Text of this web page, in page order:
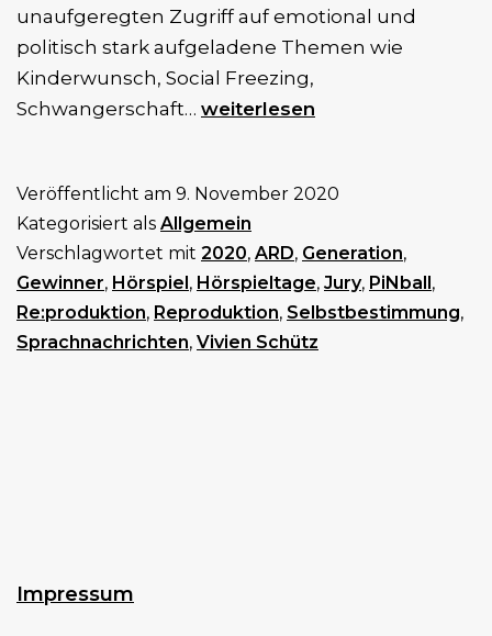
unaufgeregten Zugriff auf emotional und
politisch stark aufgeladene Themen wie
Kinderwunsch, Social Freezing,
Schwangerschaft… Re:Produktion
PiNball
2020
weiterlesen
Veröffentlicht am 9. November 2020
Kategorisiert als Allgemein
Verschlagwortet mit 2020, ARD, Generation,
Gewinner, Hörspiel, Hörspieltage, Jury, PiNball,
Re:produktion, Reproduktion, Selbstbestimmung,
Sprachnachrichten, Vivien Schütz
Impressum